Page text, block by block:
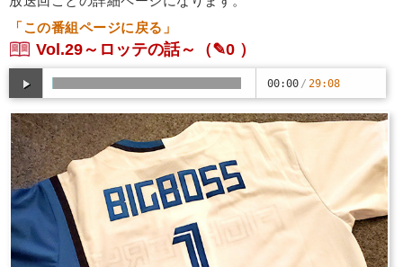
「この番組ページに戻る」
Vol.29～ロッテの話～ （✎0 ）
00:00 / 29:08